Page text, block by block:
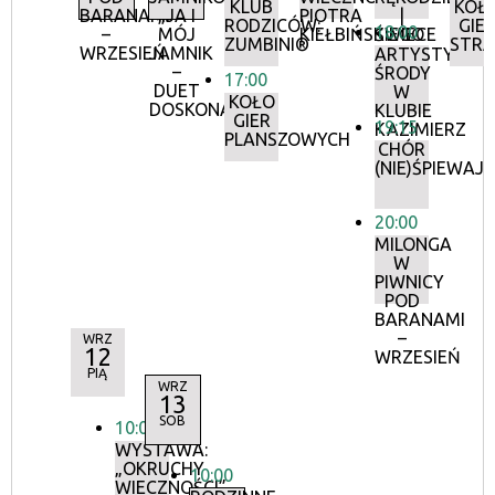
BARANAMI
–
WRZESIEŃ
„JA I
MÓJ
JAMNIK
–
DUET
DOSKONAŁY”
KLUB
RODZICÓW:
ZUMBINI®
17:00
KOŁO
GIER
PLANSZOWYCH
PIOTRA
KIEŁBIŃSKIEGO
|
ŚWIECE
18:00
ŚRODY
W
KLUBIE
KAZIMIERZ
19:15
CHÓR
20:00
MILONGA
W
PIWNICY
POD
BARANAMI
–
WRZESIEŃ
GIER
WRZ
12
PIĄ
10:00
WYSTAWA:
„OKRUCHY
WIECZNOŚCI”
WRZ
13
SOB
10:00